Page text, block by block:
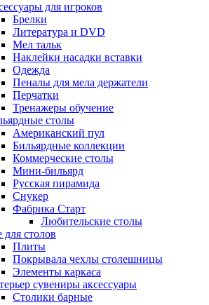
для игроков
Брелки
Литература и DVD
Мел тальк
Наклейки насадки вставки
Одежда
Пеналы для мела держатели
Перчатки
Тренажеры обучение
столы
Американский пул
Бильярдные коллекции
Коммерческие столы
Мини-бильярд
Русская пирамида
Снукер
Фабрика Старт
Любительские столы
для столов
Плиты
Покрывала чехлы столешницы
Элементы каркаса
сувениры аксессуары
Столики барные